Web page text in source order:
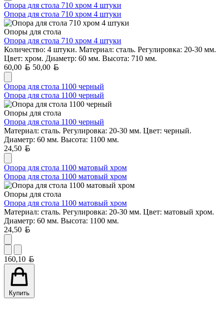
Опора для стола 710 хром 4 штуки
Опора для стола 710 хром 4 штуки
Опоры для стола
Опора для стола 710 хром 4 штуки
Количество: 4 штуки. Материал: сталь. Регулировка: 20-30 мм.
Цвет: хром. Диаметр: 60 мм. Высота: 710 мм.
60,00
Белорусский рубль
50,00
Опора для стола 1100 черный
Опора для стола 1100 черный
Опоры для стола
Опора для стола 1100 черный
Материал: сталь. Регулировка: 20-30 мм. Цвет: черный.
Диаметр: 60 мм. Высота: 1100 мм.
24,50
Опора для стола 1100 матовый хром
Опора для стола 1100 матовый хром
Опоры для стола
Опора для стола 1100 матовый хром
Материал: сталь. Регулировка: 20-30 мм. Цвет: матовый хром.
Диаметр: 60 мм. Высота: 1100 мм.
24,50
160,10
Купить